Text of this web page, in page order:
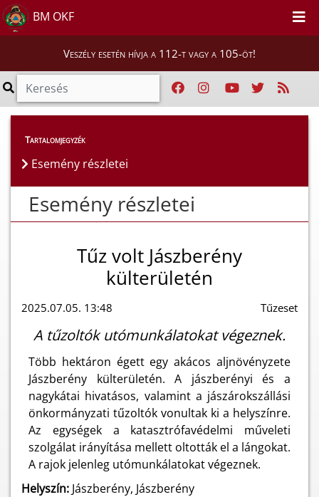
BM OKF
Veszély esetén hívja a 112-t vagy a 105-öt!
Esemény részletei
Tartalomjegyzék
Esemény részletei
Esemény részletei
Tűz volt Jászberény
külterületén
2025.07.05. 13:48 Tűzeset
A tűzoltók utómunkálatokat végeznek.
Több hektáron égett egy akácos aljnövényzete
Jászberény külterületén. A jászberényi és a
nagykátai hivatásos, valamint a jászárokszállási
önkormányzati tűzoltók vonultak ki a helyszínre.
Az egységek a katasztrófavédelmi műveleti
szolgálat irányítása mellett oltották el a lángokat.
A rajok jelenleg utómunkálatokat végeznek.
Helyszín: Jászberény, Jászberény